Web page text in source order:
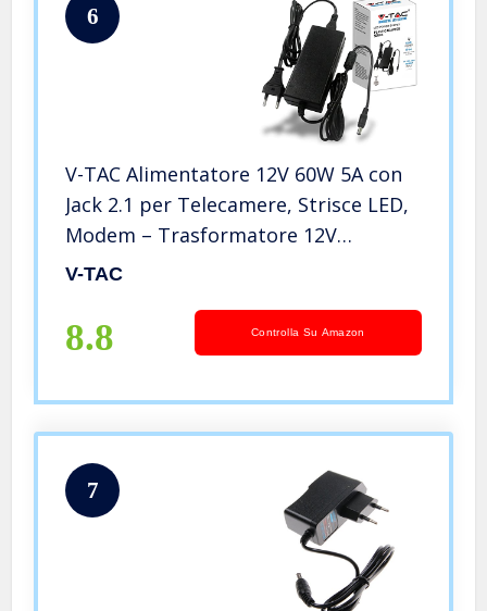
6
V-TAC Alimentatore 12V 60W 5A con
Jack 2.1 per Telecamere, Strisce LED,
Modem – Trasformatore 12V
Plug&Play con Spina Corrente Casa
Elettroniche – Input AC 100-240V
V-TAC
8.8 Controlla Su Amazon
7